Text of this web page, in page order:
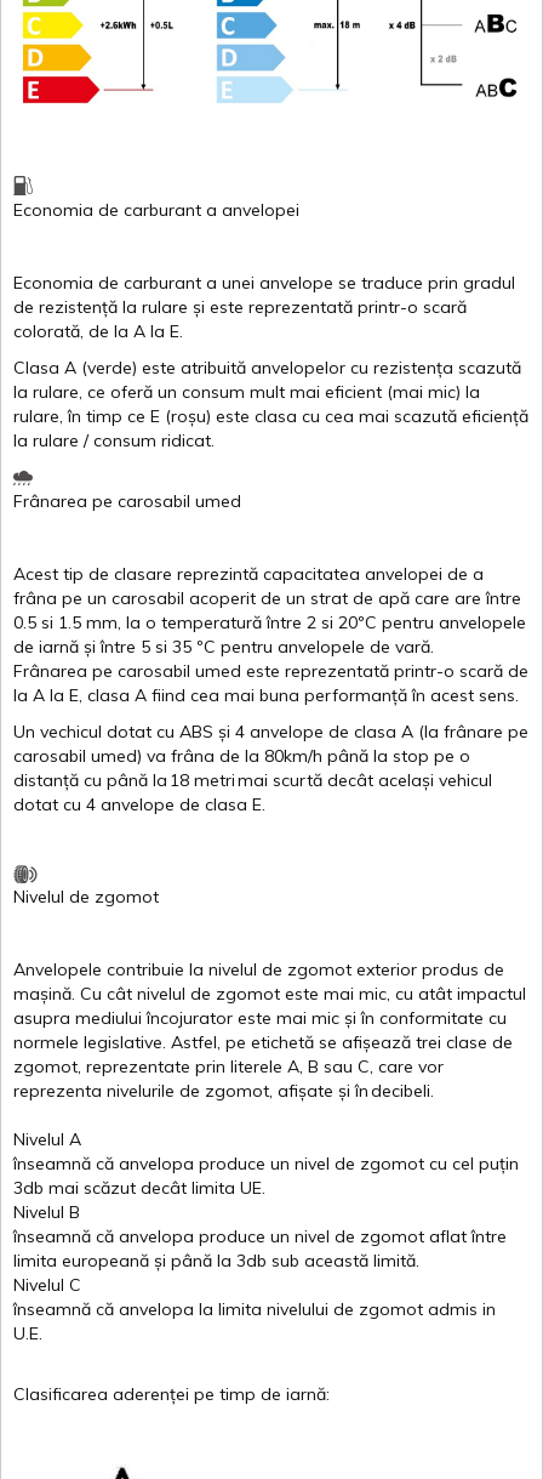
Economia de carburant a anvelopei
Economia de carburant a unei anvelope se traduce prin gradul
de rezistență la rulare și este reprezentată printr-o scară
colorată, de la A la E.
Clasa A (verde) este atribuită anvelopelor cu rezistența scazută
la rulare, ce oferă un consum mult mai eficient (mai mic) la
rulare,în timp ce E (roșu) este clasa cu cea mai scazută eficiență
la rulare /consum ridicat.
Frânarea pe carosabil umed
Acest tip de clasare reprezintă capacitatea anvelopei de a
frâna pe un carosabil acoperit de un strat de apă care areîntre
0.5 si 1.5 mm, la o temperatură între 2 si 20ºC pentru anvelopele
de iarnă și între 5 si 35 ºC pentru anvelopele de vară.
Frânarea pe carosabil umed este reprezentată printr-o scară de
la A la E, clasa A fiind cea mai buna performanță în acest sens.
Un vechicul dotat cu ABS și 4 anvelope de clasa A (la frânare pe
carosabil umed) va frâna de la 80km/h până la stop pe o
distanță cu până la 18 metrimai scurtă decât același vehicul
dotat cu 4 anvelope de clasa E.
Nivelul de zgomot
Anvelopele contribuie la nivelul de zgomot exterior produs de
mașină. Cu cât nivelul de zgomot este mai mic, cu atât impactul
asupra mediului încojurator este mai mic și în conformitate cu
normele legislative. Astfel, pe etichetă se afișează trei clase de
zgomot, reprezentate prin literele A, B sau C, care vor
reprezenta nivelurile de zgomot, afișate și îndecibeli.
Nivelul A
înseamnă că anvelopa produce un nivel de zgomot cu cel puțin
3db mai scăzut decât limita UE.
Nivelul B
înseamnă că anvelopa produce un nivel de zgomot aflat între
limita europeană și până la 3db sub această limită.
Nivelul C
înseamnă că anvelopa la limita nivelului de zgomot admis in
U.E.
Clasificarea aderenței pe timp de iarnă: